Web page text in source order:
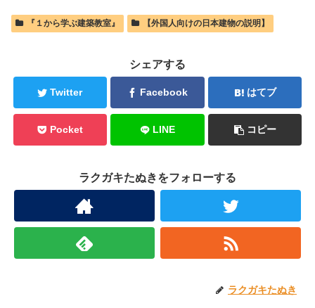
『１から学ぶ建築教室』 【外国人向けの日本建物の説明】
シェアする
Twitter Facebook はてブ
Pocket LINE コピー
ラクガキたぬきをフォローする
ラクガキたぬき